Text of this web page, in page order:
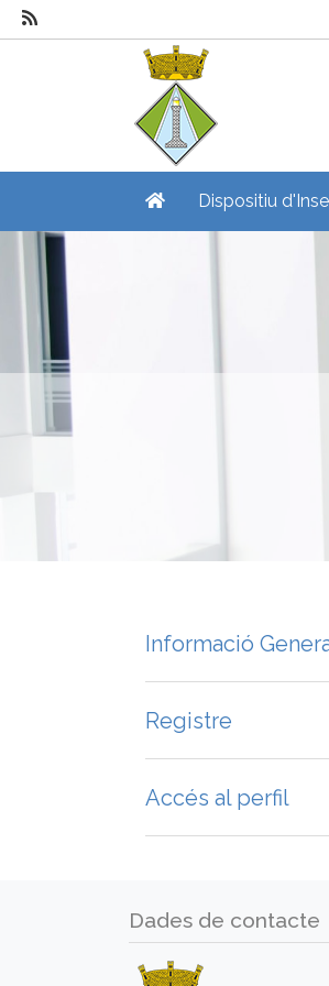
Dispositiu
Informació
Registre
Accés al perfil
Dades de contacte